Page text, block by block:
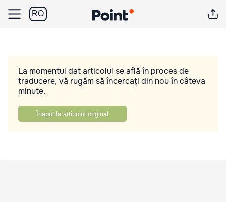
RO
La momentul dat articolul se află în proces de
traducere, vă rugăm să încercați din nou în câteva
minute.
Înapoi la articolul original